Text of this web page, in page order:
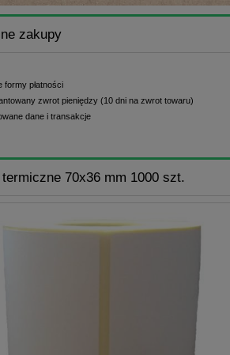
zakupy
formy płatności
zwrot pieniędzy (10 dni na zwrot towaru)
dane i transakcje
70x36 mm 1000 szt.